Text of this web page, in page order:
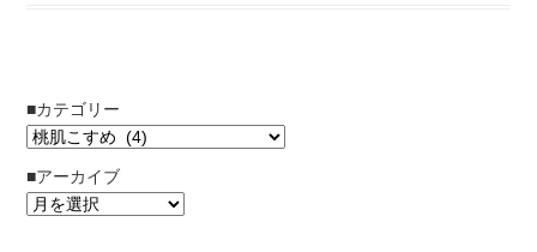
■カテゴリー
■アーカイブ